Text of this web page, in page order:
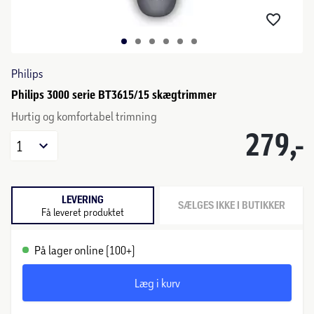
Philips
Philips 3000 serie BT3615/15 skægtrimmer
Hurtig og komfortabel trimning
279,-
1
LEVERING
Få leveret produktet SÆLGES IKKE I BUTIKKER
På lager online (100+)
Læg i kurv